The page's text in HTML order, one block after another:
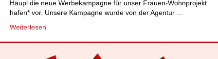
Häupl die neue Werbekampagne für unser Frauen-Wohnprojekt
hafen* vor. Unsere Kampagne wurde von der Agentur…
Weiterlesen